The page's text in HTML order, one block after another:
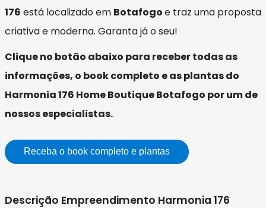
176 está localizado em Botafogoe traz uma proposta
criativa e moderna. Garanta já o seu!
Clique no botão abaixo para receber todas as
informações, o book completo e as plantas do
Harmonia 176 Home Boutique Botafogo por um de
nossos especialistas.
Receba o book completo e plantas
Descrição Empreendimento Harmonia 176